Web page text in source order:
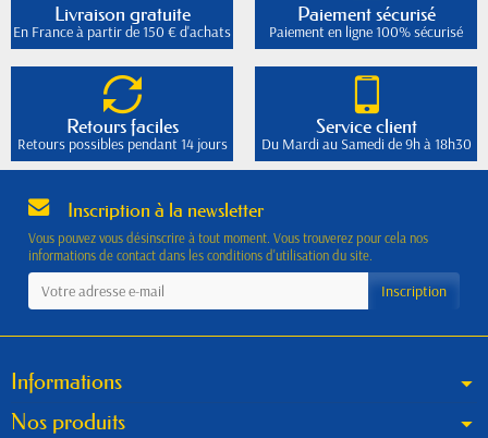
Livraison gratuite
En France à partir de 150 € d'achats
Paiement sécurisé
Paiement en ligne 100% sécurisé
Retours faciles
Retours possibles pendant 14 jours
Service client
Du Mardi au Samedi de 9h à 18h30
Inscription à la newsletter
Vous pouvez vous désinscrire à tout moment. Vous trouverez pour cela nos
informations de contact dans les conditions d'utilisation du site.
Informations
Nos produits